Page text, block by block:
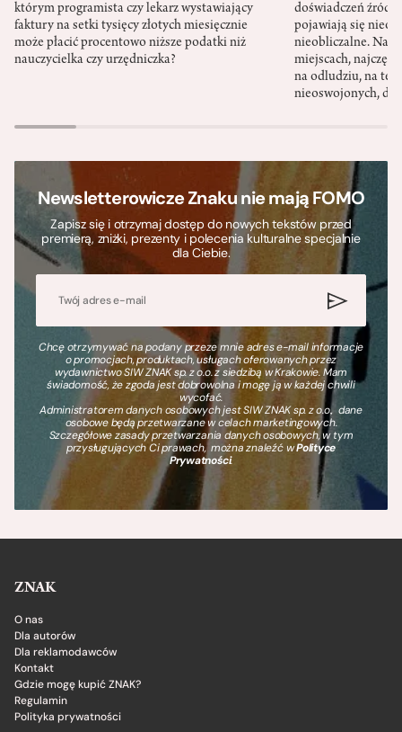
którym programista czy lekarz wystawiający
faktury na setki tysięcy złotych miesięcznie
może płacić procentowo niższe podatki niż
nauczycielka czy urzędniczka?
doświadczeń
pojawiają się
nieobliczalne.
miejscach,
na odludziu, na
nieoswojonych,
Newsletterowicze Znaku nie mają FOMO
Zapisz się i otrzymaj dostęp do nowych tekstów przed
premierą, zniżki, prezenty i polecenia kulturalne specjalnie
dla Ciebie.
Chcę otrzymywać na podany przeze mnie adres e-mail informacje
o promocjach, produktach, usługach oferowanych przez
wydawnictwo SIW ZNAK sp. z o.o. z siedzibą w Krakowie. Mam
świadomość, że zgoda jest dobrowolna i mogę ją w każdej chwili
wycofać.
Administratorem danych osobowych jest SIW ZNAK sp. z o.o., dane
osobowe będą przetwarzane w celach marketingowych.
Szczegółowe zasady przetwarzania danych osobowych, w tym
przysługujących Ci prawach, można znaleźć wPolityce
Prywatności.
ZNAK
O nas
Dla autorów
Dla reklamodawców
Kontakt
Gdzie mogę kupić ZNAK?
Regulamin
Polityka prywatności